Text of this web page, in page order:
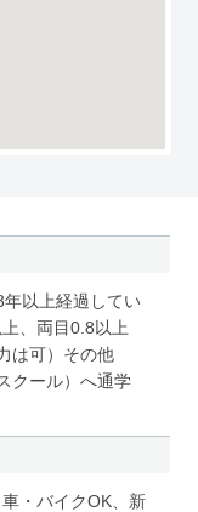
以上経過してい
、両目0.8以上
は可）その他
クール）へ通学
・バイクOK、新